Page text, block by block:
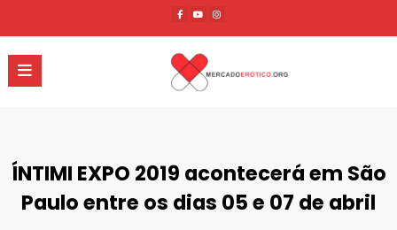
o
conteúdo
ÍNTIMI EXPO 2019 acontecerá em São
Paulo entre os dias 05 e 07 de abril